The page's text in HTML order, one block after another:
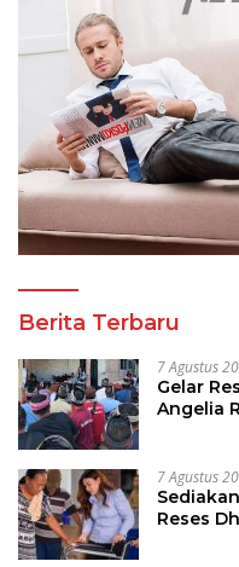
Berita Terbaru
7 Agustus
Gelar
Angelia
7 Agustus
Reses